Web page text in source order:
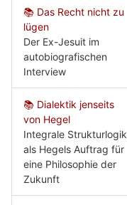
📚 Das Recht nicht zu
lügen
Der Ex-Jesuit im
autobiografischen
Interview
📚 Dialektik jenseits
von Hegel
Integrale Strukturlogik
als Hegels Auftrag für
eine Philosophie der
Zukunft